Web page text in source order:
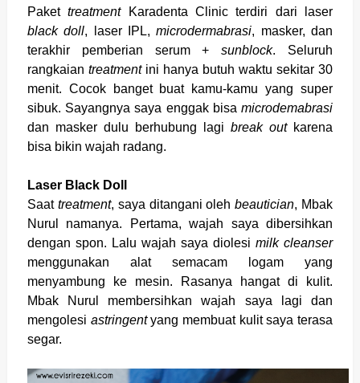
PakettreatmentKaradenta Clinic terdiri dari laser
black doll, laser IPL,microdermabrasi, masker, dan
terakhir pemberian serum +sunblock. Seluruh
rangkaian treatmentini hanya butuh waktu sekitar 30
menit. Cocok banget buat kamu-kamu yang super
sibuk. Sayangnya saya enggak bisamicrodemabrasi
dan masker dulu berhubung lagibreak outkarena
bisa bikin wajah radang.
Laser Black Doll
Saat treatment, saya ditangani olehbeautician, Mbak
Nurul namanya. Pertama, wajah saya dibersihkan
dengan spon. Lalu wajah saya diolesimilk cleanser
menggunakan alat semacam logam yang
menyambung ke mesin. Rasanya hangat di kulit.
Mbak Nurul membersihkan wajah saya lagi dan
mengolesi astringentyang membuat kulit saya terasa
segar.